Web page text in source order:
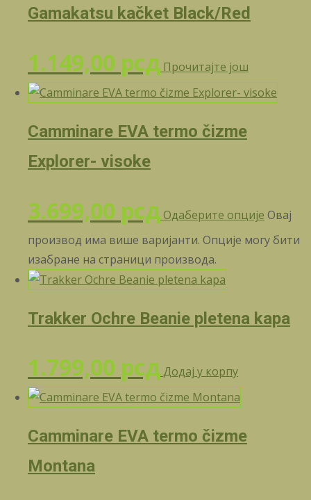
Gamakatsu kačket Black/Red
1.149,00 рсд Прочитајте још
Camminare EVA termo čizme
Explorer- visoke
3.699,00 рсд Одаберите опције Овај
производ има више варијанти. Опције могу бити
изабране на страници производа.
Trakker Ochre Beanie pletena kapa
1.799,00 рсд Додај у корпу
Camminare EVA termo čizme
Montana